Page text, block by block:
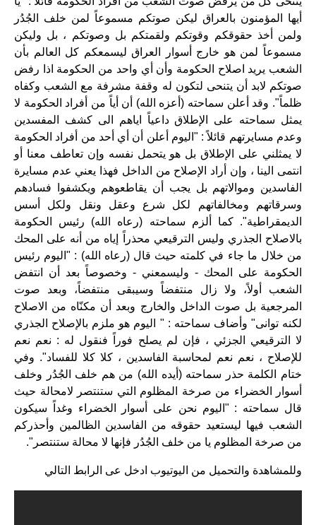
أيها المؤمنون بالعراق ليكن صوتكم مسموعاً لمن خلف الجُدُر
ولمن أخذ حقوقكم وقوتكم ولقمتكم بل وصوتكم ، بل وليكن
مسموعاً لمن هو خارج أسوار العراق ليسمعكم كل العالم بأن
الشعب يريد اصلاح الحكومة وأن أي واحد من الحكومة اذا رفض
صوتكم لابد أن يتنحى لتكون له وقفة مشرفة مع الشعب وكفاه
ظلماً". وقد أعلن سماحته (أعزه الله) أن أياً من أفراد الحكومة لا
يمثل سماحته على الإطلاق داعياً اياهم الى كشف المفسدين
وعدم مسايرتهم قائلاً : "اليوم أعلن أن أي أحد من أفراد الحكومة
لا يمثلني على الإطلاق بل هو يتحمل نفسه وإن تعاطف معنا أو
انتمى الينا ، وإن أراد الإصلاح من الداخل فهذا يعني عدم مسايرة
الفاسدين وموالاتهم بل يجب أن يقاطعوهم ويكشفوا فسادهم
وسرقاتهم ومخالفاتهم لكل شرع وعقل ونقل ولكل أسس
الديمقراطية".كما ألزم سماحته (رعاه الله) رئيس الحكومة
بالاصلاح الجذري وليس الترقيعي محذراً إياه من أنه على المحك
من خلال ما جاء في كلمته حيث قال (رعاه الله) : "اليوم رئيس
الحكومة على المحك - وليسمعني - وخصوصاً بعد أن انتفض
الشعب أولاً، ولا زال منتفضاً وسيبقى منتفضاً، وبعد صوت
المرجعية بل صوت الداخل والخارج وبعد أن مكنّاه من الاصلاح
لكنه توانى" وأضاف سماحته : " اليوم هو ملزم بالإصلاح الجذري
لا الترقيعي الجزئي ، فإن لم يصلح فوراً فنقول له : نعم نعم
للإصلاح ، نعم نعم لمحاسبة الفاسدين ، كلا كلا للفساد". وفي
ختام الكلمة حذر سماحته (أيده الله) من هم خلف الجُدُر وخلف
أسوار الخضراء من صرخة المظلوم التي ستنتصر لامحالة حيث
قال سماحته : "اليوم نحن على أسوار الخضراء وغداً سيكون
الشعب فيها ليستعيد حقوقه من الفاسدين الظالمين وأحذركم
من صرخة المظلوم يا من خلف الجُدُر فإنها لا محالة ستنتصر ".
وللمشاهدة والتحميل من اليوتيوب ادخل عى الرابط التالي